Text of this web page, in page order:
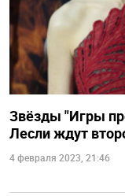
Звёзды "Игры
Лесли ждут
4 февраля 2023, 21:46